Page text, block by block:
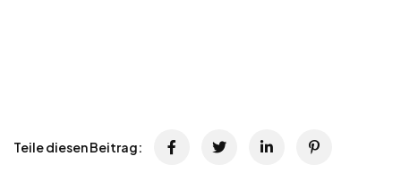
Teile diesen Beitrag: